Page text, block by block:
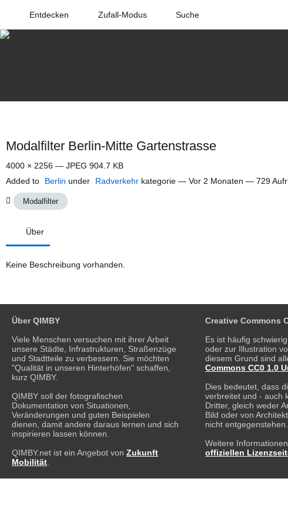
Entdecken Zufall-Modus Suche
Modalfilter Berlin-Mitte Gartenstrasse
4000 × 2256 — JPEG 904.7 KB
Added to
Berlin under Radverkehr kategorie — Vor 2 Monaten — 729
Modalfilter
Über
Keine Beschreibung vorhanden.
Über QIMBY
Viele Menschen versuchen mit ihrer Arbeit
unsere Städte, Infrastrukturen, Straßenzüge
und Stadtteile zu verbessern. Sie möchten
"Qualität in unseren Hinterhöfen" schaffen,
kurz QIMBY.
QIMBY soll der fotografischen
Dokumentation von Situationen,
Veränderungen und guten Beispielen
dienen, damit andere daraus lernen und sich
inspirieren lassen können.
QIMBY.net ist ein Angebot von Zukunft
Mobilität
Creative Commons
Es ist häufig
oder zur Illustration
diesem Grund sind
Commons CC0 1.0
Dies bedeutet, dass
verbreitet und - auch
Dritter, gleich weder
Bild oder von
nicht entgegenstehen.
Weitere
offiziellen